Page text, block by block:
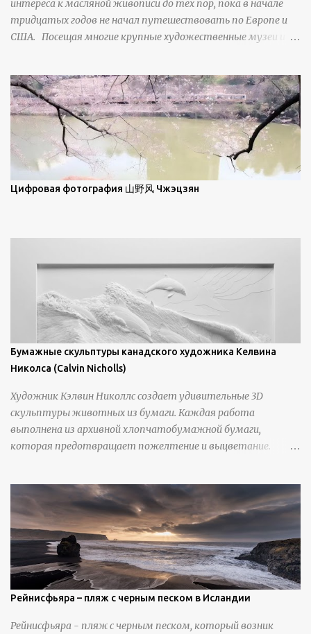
свойства наиболее заметны при угле солнечного света 15° и
ниже; при более высокой солнечной позиции снег
демонстрирует матовое отражение. Эти
интереса к масляной живописи до тех пор, пока в начале
тридцатых годов не начал путешествовать по Европе и
США. Посещая многие крупные художественные музеи и
Брайан Шервин прокомментировал картины художника,
заявив, что "Такаюки Харада сочетает в себе классическую
элегантность живописи с реалиями современной жизни. В
некотором смысле, персонажи его картин предлагают
зрителям незаконченный рассказ, который усиливается его
уникальной манерой использования освещения". Для
просмотра всех работ, посетите страницу –
Цифровая фотография 山野风 Чжэцзян
Бумажные скульптуры канадского художника Келвина
Николса (Calvin Nicholls)
Художник Кэлвин Николлс создает удивительные 3D
скульптуры животных из бумаги. Каждая работа
выполнена из архивной хлопчатобумажной бумаги,
которая предотвращает пожелтение и выцветание.
инструменты для текстурирования, чтобы точно
вылепить каждую деталь. источник
https://calvinnicholls.com/
Рейнисфьяра – пляж с черным песком в Исландии
Рейнисфьяра - пляж с черным песком, который возник